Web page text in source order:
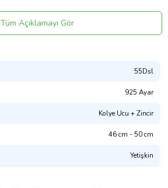
Tüm Açıklamayı Gör
55Dsl
925 Ayar
Kolye Ucu + Zincir
46 cm - 50 cm
Yetişkin